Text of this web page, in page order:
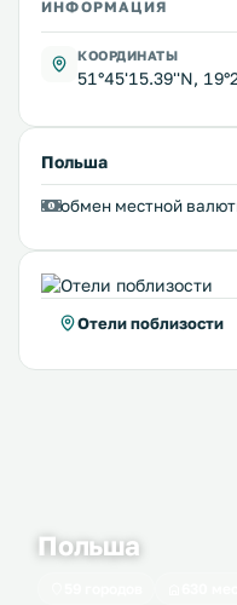
ИНФОРМАЦИЯ
КООРДИНАТЫ
51°45'15.39''N,
Польша
обмен местной
Отели поблизости
Польша